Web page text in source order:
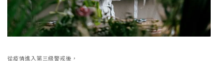
從疫情進入第三級警戒後，